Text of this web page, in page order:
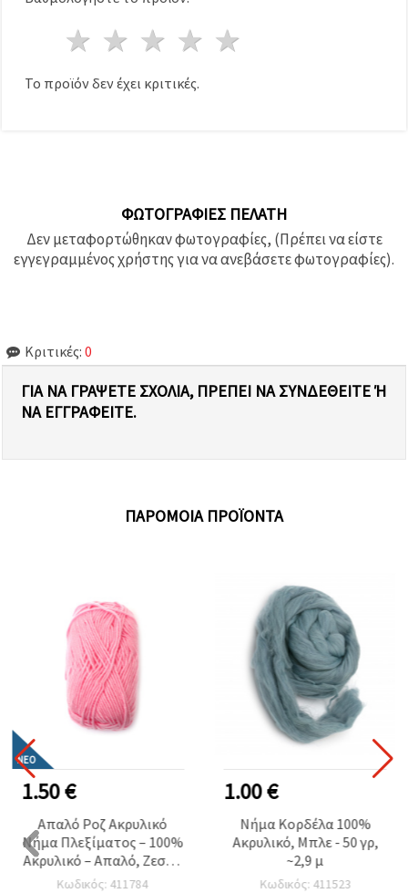
Στον
ιστότοπο!
4 Αστέρια
3 Αστέρια
2 Αστέρια
1 Αστέρι
Το προϊόν δεν έχει κριτικές.
ΦΩΤΟΓΡΑΦΊΕΣ ΠΕΛΆΤΗ
Δεν μεταφορτώθηκαν φωτογραφίες, (Πρέπει να είστε
εγγεγραμμένος χρήστης για να ανεβάσετε φωτογραφίες).
Κριτικές: 0
ΓΙΑ ΝΑ ΓΡΆΨΕΤΕ ΣΧΌΛΙΑ, ΠΡΈΠΕΙ ΝΑ ΣΥΝΔΕΘΕΊΤΕ Ή Ν
Α ΕΓΓΡΑΦΕΊΤΕ.
ΠΑΡΌΜΟΙΑ ΠΡΟΪΌΝΤΑ
ΝΈΟ
1.50 €
Απαλό Ροζ Ακρυλικό
Νήμα Πλεξίματος – 100%
Ακρυλικό – Απαλό, Ζεστό
& Ελαφρύ, ~50 g
Κωδικός: 411784
1.00 €
Νήμα Κορδέλα 100%
Ακρυλικό, Μπλε - 50 γρ,
~2,9 μ
Κωδικός: 411523